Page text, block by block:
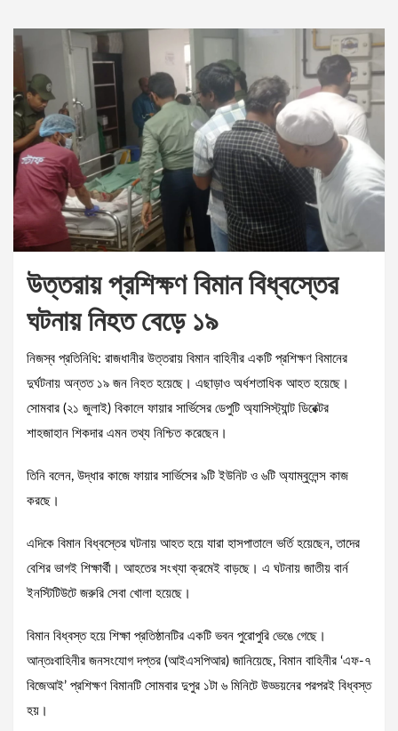
উত্তরায় প্রশিক্ষণ বিমান বিধ্বস্তের
ঘটনায় নিহত বেড়ে ১৯
নিজস্ব প্রতিনিধি: রাজধানীর উত্তরায় বিমান বাহিনীর একটি প্রশিক্ষণ বিমানের
দুর্ঘটনায় অন্তত ১৯ জন নিহত হয়েছে। এছাড়াও অর্ধশতাধিক আহত হয়েছে।
সোমবার (২১ জুলাই) বিকালে ফায়ার সার্ভিসের ডেপুটি অ্যাসিস্ট্যান্ট ডিরেক্টর
শাহজাহান শিকদার এমন তথ্য নিশ্চিত করেছেন।
তিনি বলেন, উদ্ধার কাজে ফায়ার সার্ভিসের ৯টি ইউনিট ও ৬টি অ্যাম্বুলেন্স কাজ
করছে।
এদিকে বিমান বিধ্বস্তের ঘটনায় আহত হয়ে যারা হাসপাতালে ভর্তি হয়েছেন, তাদের
বেশির ভাগই শিক্ষার্থী। আহতের সংখ্যা ক্রমেই বাড়ছে। এ ঘটনায় জাতীয় বার্ন
ইনস্টিটিউটে জরুরি সেবা খোলা হয়েছে।
বিমান বিধ্বস্ত হয়ে শিক্ষা প্রতিষ্ঠানটির একটি ভবন পুরোপুরি ভেঙে গেছে।
আন্তঃবাহিনীর জনসংযোগ দপ্তর (আইএসপিআর) জানিয়েছে, বিমান বাহিনীর ‘এফ-৭
বিজেআই’ প্রশিক্ষণ বিমানটি সোমবার দুপুর ১টা ৬ মিনিটে উড্ডয়নের পরপরই বিধ্বস্ত
হয়।